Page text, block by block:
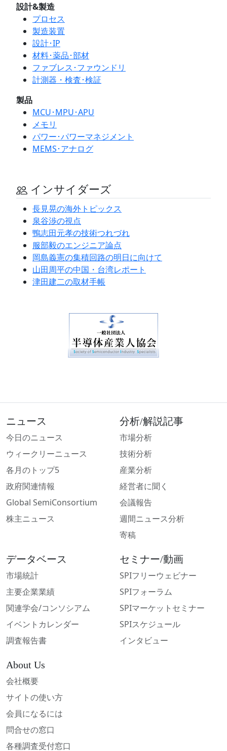
設計&製造
プロセス
製造装置
設計･IP
材料･薬品･部材
ファブレス･ファウンドリ
計測器・検査･検証
製品
MCU･MPU･APU
メモリ
パワー･パワーマネジメント
MEMS･アナログ
インサイダーズ
長見晃の海外トピックス
泉谷渉の視点
鴨志田元孝の技術つれづれ
服部毅のエンジニア論点
岡島義憲の集積回路の明日に向けて
山田周平の中国・台湾レポート
津田建二の取材手帳
ニュース
今日のニュース
ウィークリーニュース
各月のトップ5
政府関連情報
Global SemiConsortium
株主ニュース
分析/解説記事
市場分析
技術分析
産業分析
経営者に聞く
会議報告
週間ニュース分析
寄稿
データベース
市場統計
主要企業業績
関連学会/コンソシアム
イベントカレンダー
調査報告書
セミナー/動画
SPIフリーウェビナー
SPIフォーラム
SPIマーケットセミナー
SPIスケジュール
インタビュー
About Us
会社概要
サイトの使い方
会員になるには
問合せの窓口
各種調査受付窓口